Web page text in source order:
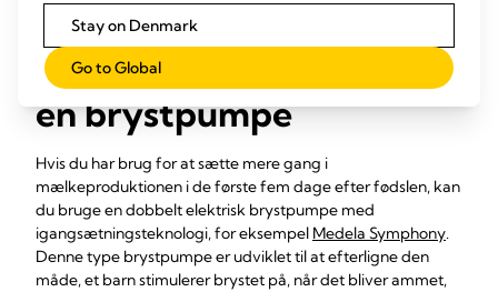
Sådan øger du
mælkeproduktionen med
en brystpumpe
Hvis du har brug for at sætte mere gang i
mælkeproduktionen i de første fem dage efter fødslen, kan
du bruge en dobbelt elektrisk brystpumpe med
igangsætningsteknologi, for eksempel Medela Symphony.
Denne type brystpumpe er udviklet til at efterligne den
måde, et barn stimulerer brystet på, når det bliver ammet,
Stay on Denmark
Go to Global